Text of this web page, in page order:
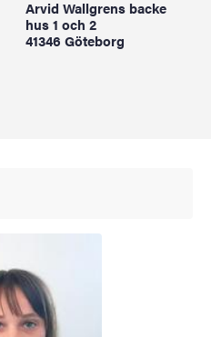
Arvid Wallgrens backe
hus 1 och 2
41346 Göteborg